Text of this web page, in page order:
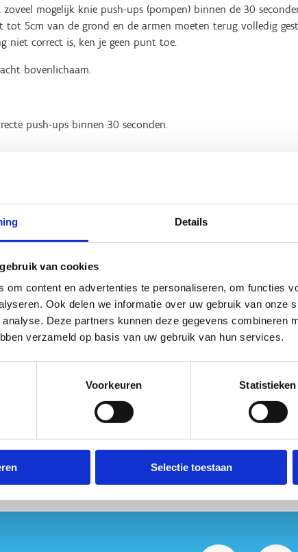
Details
van cookies
om content en advertenties te personaliseren, om functies
Ook delen we informatie over uw gebruik van onze
Deze partners kunnen deze gegevens combineren
verzameld op basis van uw gebruik van hun services.
Voorkeuren Statistieken
Selectie toestaan
mogelijk knie push-ups (pompen) binnen de 30
tot 5cm van de grond en de armen moeten terug volledig
niet correct is, ken je geen punt toe.
bovenlichaam.
push-ups binnen 30 seconden.
een proefpoging
bovenbenen en romp in een rechte lijn blijven
raken
uitgevoerde push-ups mee